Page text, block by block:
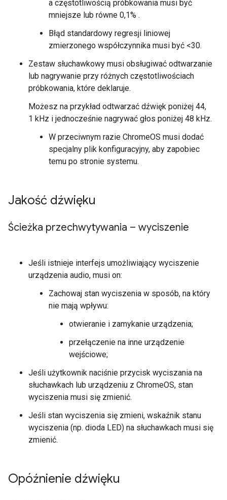
a częstotliwością próbkowania musi być
mniejsze lub równe 0,1% .
Błąd standardowy regresji liniowej
zmierzonego współczynnika musi być <30.
Zestaw słuchawkowy musi obsługiwać odtwarzanie
lub nagrywanie przy różnych częstotliwościach
próbkowania, które deklaruje.
Możesz na przykład odtwarzać dźwięk poniżej 44,
1 kHz i jednocześnie nagrywać głos poniżej 48 kHz.
W przeciwnym razie ChromeOS musi dodać
specjalny plik konfiguracyjny, aby zapobiec
temu po stronie systemu.
Jakość dźwięku
Ścieżka przechwytywania – wyciszenie
Jeśli istnieje interfejs umożliwiający wyciszenie
urządzenia audio, musi on:
Zachowaj stan wyciszenia w sposób, na który
nie mają wpływu:
otwieranie i zamykanie urządzenia;
przełączenie na inne urządzenie
wejściowe;
Jeśli użytkownik naciśnie przycisk wyciszania na
słuchawkach lub urządzeniu z ChromeOS, stan
wyciszenia musi się zmienić.
Jeśli stan wyciszenia się zmieni, wskaźnik stanu
wyciszenia (np. dioda LED) na słuchawkach musi się
zmienić.
Opóźnienie dźwięku